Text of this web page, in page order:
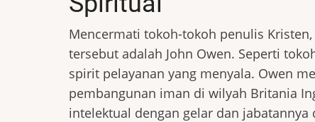
Mencermati tokoh-tokoh penulis
tersebut adalah John Owen. Seperti
spirit pelayanan yang menyala. Owen
pembangunan iman di wilyah Britania
intelektual dengan gelar dan